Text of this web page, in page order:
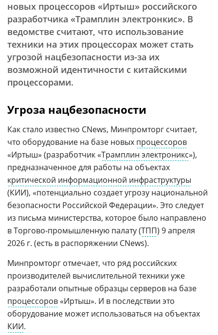
новых процессоров «Иртыш» российского
разработчика «Трамплин электронкис». В
ведомстве считают, что использование
техники на этих процессорах может стать
угрозой нацбезопасности из-за их
возможной идентичности с китайскими
процессорами.
Угроза нацбезопасности
Как стало известно CNews, Минпромторг считает,
что оборудование на базе новых процессоров
«Иртыш» (разработчик «Трамплин электроникс»),
предназначенное для работы на объектах
критической информационной инфраструктуры
(КИИ), «потенциально создает угрозу национальной
безопасности Российской Федерации». Это следует
из письма министерства, которое было направлено
в Торгово-промышленную палату (ТПП) 9 апреля
2026 г. (есть в распоряжении CNews).
Минпромторг отмечает, что ряд российских
производителей вычислительной техники уже
разработали опытные образцы серверов на базе
процессоров «Иртыш». И в последствии это
оборудование может использоваться на объектах
КИИ.